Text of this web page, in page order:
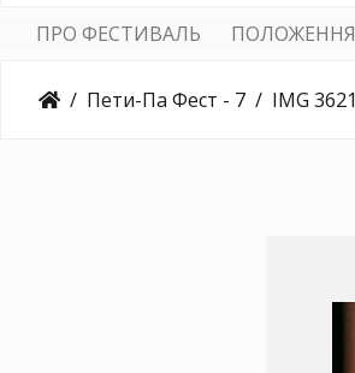
ПРО ФЕСТИВАЛЬ ПОЛОЖЕННЯ
Пети-Па Фест - 7 IMG 3621